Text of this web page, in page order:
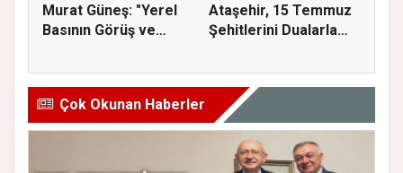
Murat Güneş: "Yerel
Basının Görüş ve
Ataşehir, 15 Temmuz
Şehitlerini Dualarla
Çok Okunan Haberler